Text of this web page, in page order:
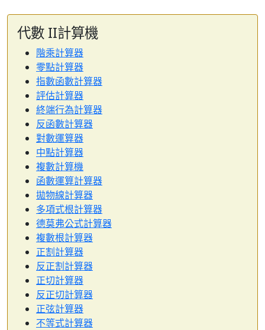
代數 II計算機
階乘計算器
零點計算器
指數函數計算器
評估計算器
終端行為計算器
反函數計算器
對數運算器
中點計算器
複數計算機
函數運算計算器
拋物線計算器
多項式根計算器
德莫弗公式計算器
複數根計算器
正割計算器
反正割計算器
正切計算器
反正切計算器
正弦計算器
不等式計算器